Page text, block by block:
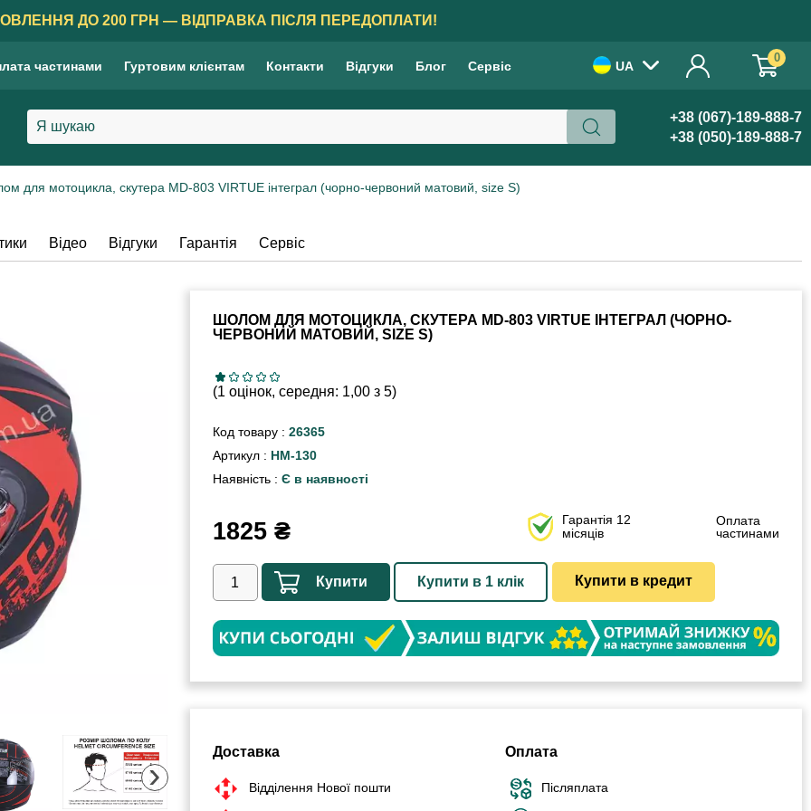
ДО 200 ГРН — ВІДПРАВКА ПІСЛЯ ПЕРЕДОПЛАТИ!
частинами Гуртовим клієнтам Контакти Відгуки Блог Сервіс UA
0
+38 (067)-189-888-7
+38 (050)-189-888-7
для мотоцикла, скутера MD-803 VIRTUE інтеграл (чорно-червоний матовий, size S)
Відео Відгуки Гарантія Сервіс
›
ШОЛОМ ДЛЯ МОТОЦИКЛА, СКУТЕРА MD-803 VIRTUE ІНТЕГРАЛ (ЧОРНО-
ЧЕРВОНИЙ МАТОВИЙ, SIZE S)
(1 оцінок, середня: 1,00 з 5)
Код товару : 26365
Артикул : HM-130
Наявність : Є в наявності
1825₴
Гарантія 12
місяців
Оплата
частинами
Купити Купити в 1 клік Купити в кредит
Доставка
Відділення Нової пошти
Оплата
Післяплата